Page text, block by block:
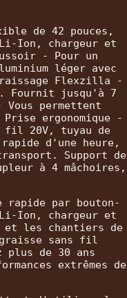
de 42 pouces,
Ion, chargeur et
- Pour un
léger avec
Flexzilla -
Fournit jusqu'à 7
permettent
ergonomique -
20V, tuyau de
d'une heure,
Support de
à 4 mâchoires,
par bouton-
Ion, chargeur et
et les chantiers de
sans fil
plus de 30 ans
extrêmes de